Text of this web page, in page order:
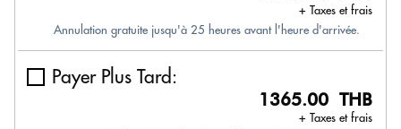
+ Taxes et frais
Annulation gratuite jusqu'à 25 heures avant l'heure d'arrivée.
Payer Plus Tard:
1365.00 THB
+ Taxes et frais